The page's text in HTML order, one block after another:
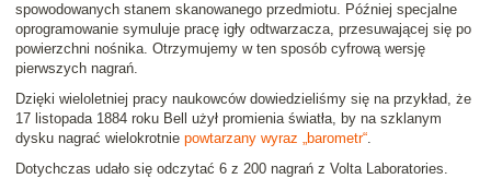
spowodowanych stanem skanowanego przedmiotu. Później specjalne
oprogramowanie symuluje pracę igły odtwarzacza, przesuwającej się po
powierzchni nośnika. Otrzymujemy w ten sposób cyfrową wersję
pierwszych nagrań.
Dzięki wieloletniej pracy naukowców dowiedzieliśmy się na przykład, że
17 listopada 1884 roku Bell użył promienia światła, by na szklanym
dysku nagrać wielokrotnie powtarzany wyraz „barometr“.
Dotychczas udało się odczytać 6 z 200 nagrań z Volta Laboratories.